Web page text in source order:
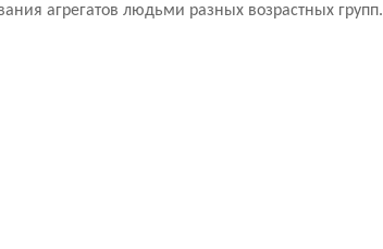
агрегатов людьми разных возрастных групп.